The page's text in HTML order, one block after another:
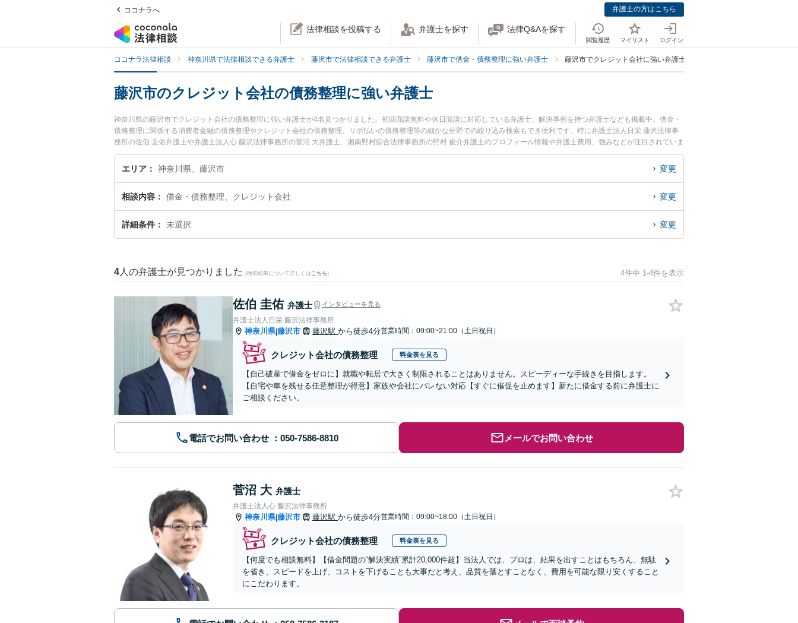
ココナラへ 弁護士の方はこちら
法律相談を投稿する 弁護士を探す 法律Q&Aを探す
閲覧履歴 マイリスト ログイン
ココナラ法律相談 神奈川県で法律相談できる弁護士 藤沢市で法律相談できる弁護士 藤沢市で借金・債務整理に強い弁護士 藤沢市でクレジット会社に強い弁護士
藤沢市のクレジット会社の債務整理に強い弁護士
神奈川県の藤沢市でクレジット会社の債務整理に強い弁護士が4名見つかりました。初回面談無料や休日面談に対応している弁護士、解決事例を持つ弁護士なども掲載中。借金・
債務整理に関係する消費者金融の債務整理やクレジット会社の債務整理、リボ払いの債務整理等の細かな分野での絞り込み検索もでき便利です。特に弁護士法人日栄 藤沢法律事
務所の佐伯 圭佑弁護士や弁護士法人心 藤沢法律事務所の菅沼 大弁護士、湘南野村綜合法律事務所の野村 俊介弁護士のプロフィール情報や弁護士費用、強みなどが注目されていま
す。『藤沢市で土日や夜間に発生したクレジット会社の債務整理のトラブルを今すぐに弁護士に相談したい』『クレジット会社の債務整理のトラブル解決の実績豊富な近くの弁護
士を検索したい』『初回相談無料でクレジット会社の債務整理を法律相談できる藤沢市内の弁護士に相談予約したい』などでお困りの相談者さんにおすすめです。
エリア 神奈川県、藤沢市 変更
相談内容 借金・債務整理、クレジット会社 変更
詳細条件 未選択 変更
4 人の弁護士が見つかりました (検索結果について詳しくは こちら) 4件中 1-4件を表示
佐伯 圭佑 弁護士 インタビューを見る
弁護士法人日栄 藤沢法律事務所
神奈川県|藤沢市 藤沢駅 から徒歩4分営業時間：09:00~21:00（土日祝日）
クレジット会社の債務整理 料金表を見る
【自己破産で借金をゼロに】就職や転居で大きく制限されることはありません。スピーディーな手続きを目指します。
【自宅や車を残せる任意整理が得意】家族や会社にバレない対応【すぐに催促を止めます】新たに借金する前に弁護士に
ご相談ください。
電話でお問い合わせ メールでお問い合わせ
菅沼 大 弁護士
弁護士法人心 藤沢法律事務所
神奈川県|藤沢市 藤沢駅 から徒歩4分営業時間：09:00~18:00（土日祝日）
クレジット会社の債務整理 料金表を見る
【何度でも相談無料】【借金問題の“解決実績”累計20,000件超】当法人では、プロは、結果を出すことはもちろん、無駄
を省き、スピードを上げ、コストを下げることも大事だと考え、品質を落とすことなく、費用を可能な限り安くすること
にこだわります。